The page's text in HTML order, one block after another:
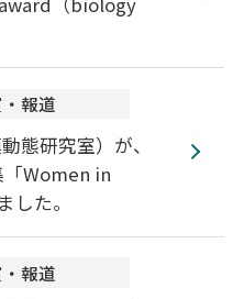
報道
態研究室）が、
Women in
た。
報道